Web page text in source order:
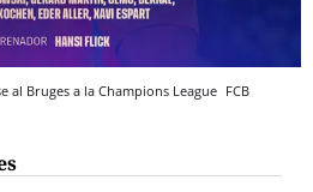
al Bruges a la Champions League FCB